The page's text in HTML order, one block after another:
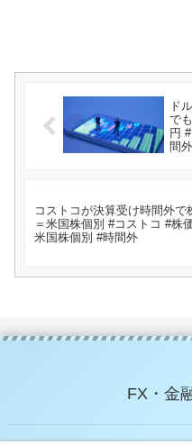
ド
で
円
間
コストコが決算受け時間外で
＝米国株個別 #コストコ #株
米国株個別 #時間外
FX・金